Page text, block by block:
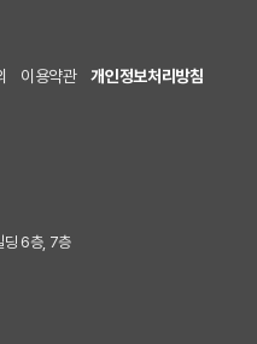
이용약관
개인정보처리방침
딩 6층, 7층